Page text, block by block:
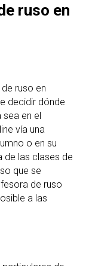
ruso en
ruso en
decidir dónde
sea en el
vía una
o en su
de las clases de
que se
de ruso
a las